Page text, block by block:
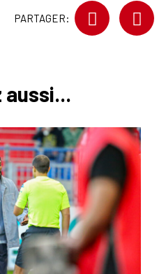
PARTAGER:
aussi...